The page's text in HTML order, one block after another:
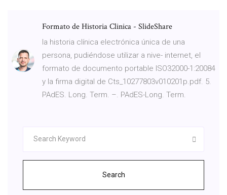
Formato de Historia Clinica - SlideShare
la historia clínica electrónica única de una
persona, pudiéndose utilizar a nive- internet, el
formato de documento portable ISO32000-1:20084
y la firma digital de Cts_10277803v010201p.pdf. 5.
PAdES. Long. Term. –. PAdES-Long. Term.
Search